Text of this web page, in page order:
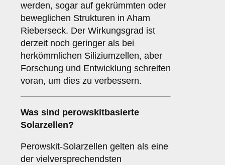
werden, sogar auf gekrümmten oder
beweglichen Strukturen in Aham
Rieberseck. Der Wirkungsgrad ist
derzeit noch geringer als bei
herkömmlichen Siliziumzellen, aber
Forschung und Entwicklung schreiten
voran, um dies zu verbessern.
Was sind perowskitbasierte
Solarzellen?
Perowskit-Solarzellen gelten als eine
der vielversprechendsten